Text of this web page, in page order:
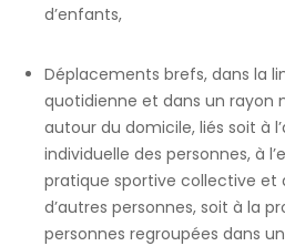
d’enfants,
Déplacements brefs, dans la
quotidienne et dans un rayon
autour du domicile, liés soit à
individuelle des personnes, à
pratique sportive collective
d’autres personnes, soit à la
personnes regroupées dans